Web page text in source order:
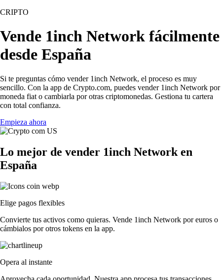
CRIPTO
Vende 1inch Network fácilmente
desde España
Si te preguntas cómo vender 1inch Network, el proceso es muy
sencillo. Con la app de Crypto.com, puedes vender 1inch Network por
moneda fiat o cambiarla por otras criptomonedas. Gestiona tu cartera
con total confianza.
Empieza ahora
Lo mejor de vender 1inch Network en
España
Elige pagos flexibles
Convierte tus activos como quieras. Vende 1inch Network por euros o
cámbialos por otros tokens en la app.
Opera al instante